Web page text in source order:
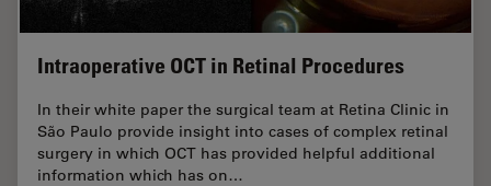
Intraoperative OCT in Retinal Procedures
In their white paper the surgical team at Retina Clinic in
São Paulo provide insight into cases of complex retinal
surgery in which OCT has provided helpful additional
information which has on…